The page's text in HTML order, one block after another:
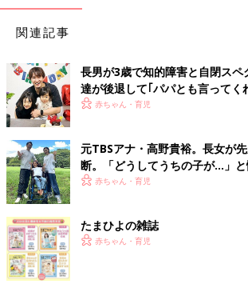
関連記事
長男が3歳で知的障害と自閉スペ
達が後退して｢パパとも言ってく
プロバスケ選手･岡田優介
赤ちゃん・育児
元TBSアナ・高野貴裕。長女が
断。「どうしてうちの子が…」
らこそ、娘との時間を全力で楽し
赤ちゃん・育児
たまひよの雑誌
赤ちゃん・育児